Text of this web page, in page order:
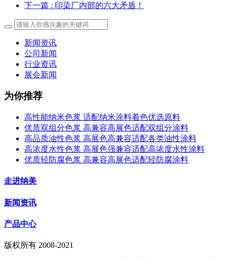
下一篇 : 印染厂内部的六大矛盾！
新闻资讯
公司新闻
行业资讯
展会新闻
为你推荐
高性能纳米色浆 适配纳米涂料着色优选原料
优质双组分色浆 高兼容高展色适配双组分涂料
高品质油性色浆 高展色高兼容适配各类油性涂料
高浓度水性色浆 高展色强兼容适配高浓度水性涂料
优质轻防腐色浆 高兼容高展色适配轻防腐涂料
走进纳美
新闻资讯
产品中心
版权所有 2008-2021